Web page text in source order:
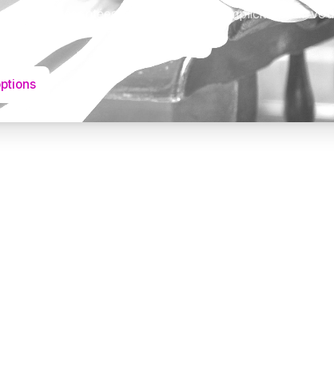
sont présentées avec respect et simplicité pour
compte.